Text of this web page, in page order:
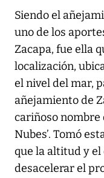
Siendo el
uno de los
Zacapa, fue ella
localización,
el nivel del mar,
añejamiento de
cariñoso nombre
Nubes’. Tomó
que la altitud y
desacelerar el